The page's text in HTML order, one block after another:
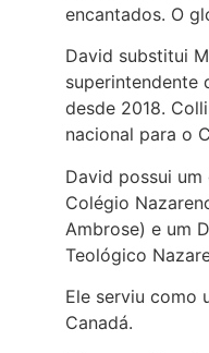
encantados. O
David substitui
superintendente
desde 2018.
nacional para o
David possui
Colégio
Ambrose) e um
Teológico
Ele serviu como
Canadá.